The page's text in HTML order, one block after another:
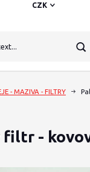
CZK
- MAZIVA - FILTRY
filtr -